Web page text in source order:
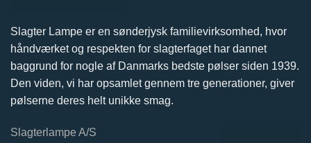
Slagter Lampe er en sønderjysk familievirksomhed, hvor
håndværket og respekten for slagterfaget har dannet
baggrund for nogle af Danmarks bedste pølser siden 1939.
Den viden, vi har opsamlet gennem tre generationer, giver
pølserne deres helt unikke smag.
Slagterlampe A/S